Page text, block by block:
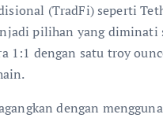
(TradFi) seperti
pilihan yang
1:1 dengan satu troy
dengan